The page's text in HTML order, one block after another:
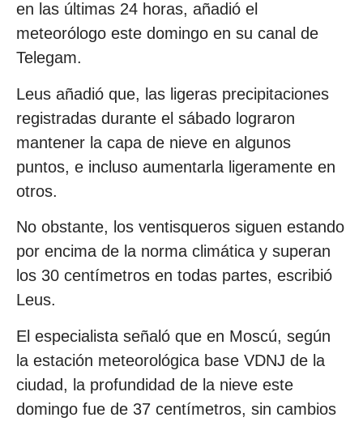
en las últimas 24 horas, añadió el
meteorólogo este domingo en su canal de
Telegam.
Leus añadió que, las ligeras precipitaciones
registradas durante el sábado lograron
mantener la capa de nieve en algunos
puntos, e incluso aumentarla ligeramente en
otros.
No obstante, los ventisqueros siguen estando
por encima de la norma climática y superan
los 30 centímetros en todas partes, escribió
Leus.
El especialista señaló que en Moscú, según
la estación meteorológica base VDNJ de la
ciudad, la profundidad de la nieve este
domingo fue de 37 centímetros, sin cambios